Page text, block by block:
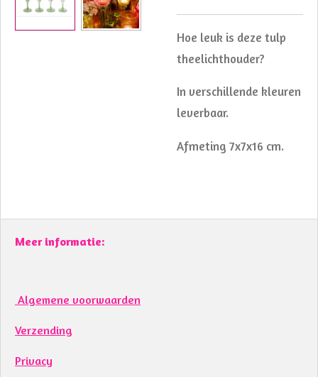
Hoe leuk is deze tulp
theelichthouder?
In verschillende kleuren
leverbaar.
Afmeting 7x7x16 cm.
Meer informatie:
Algemene voorwaarden
Verzending
Privacy